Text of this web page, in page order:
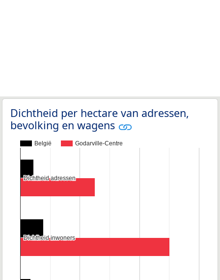
Dichtheid per hectare van adressen,
bevolking en wagens
België Godarville-Centre
Dichtheid adressen
Dichtheid adressen
Dichtheid inwoners
Dichtheid inwoners